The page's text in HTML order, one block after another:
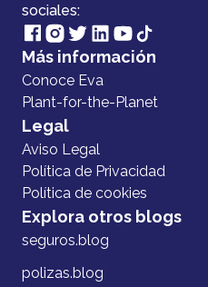
sociales:
Más información
Conoce Eva
Plant-for-the-Planet
Legal
Aviso Legal
Política de Privacidad
Política de cookies
Explora otros blogs
seguros.blog
polizas.blog